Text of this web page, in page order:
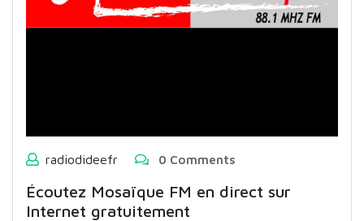
radiodideefr 0 Comments
Écoutez Mosaïque FM en direct sur
Internet gratuitement